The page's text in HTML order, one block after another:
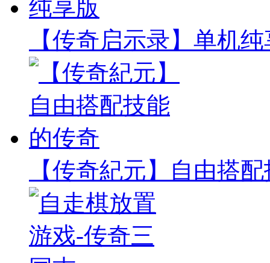
【传奇启示录】单机
【传奇紀元】自由搭